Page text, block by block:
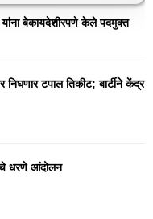
यांना बेकायदेशीरपणे केले पदमुक्त
निघणार टपाल तिकीट; बार्टीने केंद्र
धरणे आंदोलन